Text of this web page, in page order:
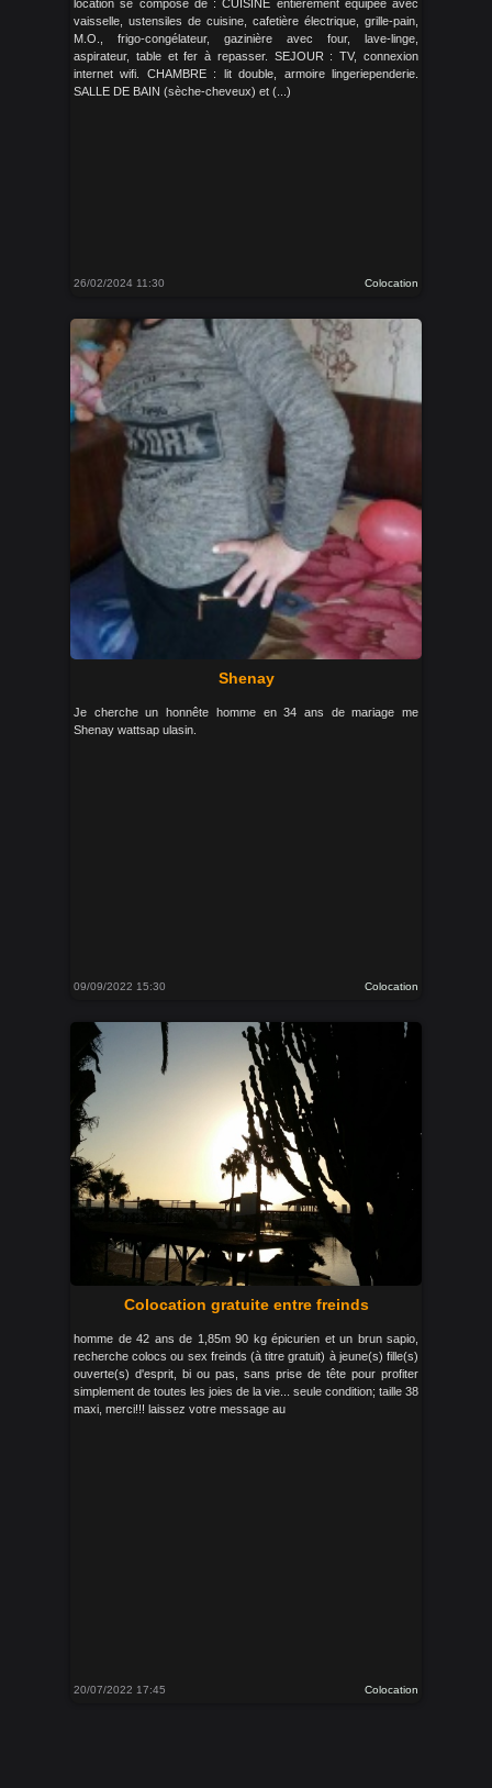
location se compose de : CUISINE entièrement équipée avec
vaisselle, ustensiles de cuisine, cafetière électrique, grille-pain,
M.O., frigo-congélateur, gazinière avec four, lave-linge,
aspirateur, table et fer à repasser. SEJOUR : TV, connexion
internet wifi. CHAMBRE : lit double, armoire lingeriependerie.
SALLE DE BAIN (sèche-cheveux) et (...)
26/02/2024 11:30 Colocation
Shenay
Je cherche un honnête homme en 34 ans de mariage me
Shenay wattsap ulasin.
09/09/2022 15:30 Colocation
Colocation gratuite entre freinds
homme de 42 ans de 1,85m 90 kg épicurien et un brun sapio,
recherche colocs ou sex freinds (à titre gratuit) à jeune(s) fille(s)
ouverte(s) d'esprit, bi ou pas, sans prise de tête pour profiter
simplement de toutes les joies de la vie... seule condition; taille 38
maxi, merci!!! laissez votre message au
20/07/2022 17:45 Colocation